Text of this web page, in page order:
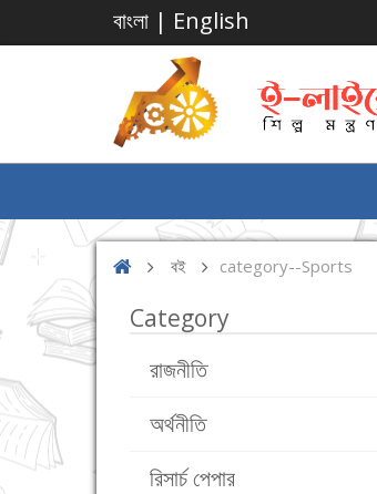
বাংলা | English
বই category--Sports
Category
রাজনীতি
অর্থনীতি
রিসার্চ পেপার